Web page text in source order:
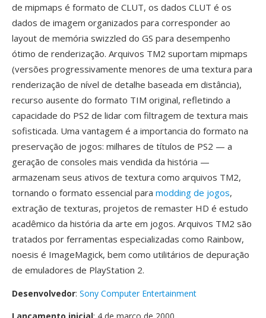
de mipmaps é formato de CLUT, os dados CLUT é os
dados de imagem organizados para corresponder ao
layout de memória swizzled do GS para desempenho
ótimo de renderização. Arquivos TM2 suportam mipmaps
(versões progressivamente menores de uma textura para
renderização de nível de detalhe baseada em distância),
recurso ausente do formato TIM original, refletindo a
capacidade do PS2 de lidar com filtragem de textura mais
sofisticada. Uma vantagem é a importancia do formato na
preservação de jogos: milhares de títulos de PS2 — a
geração de consoles mais vendida da história —
armazenam seus ativos de textura como arquivos TM2,
tornando o formato essencial para modding de jogos,
extração de texturas, projetos de remaster HD é estudo
acadêmico da história da arte em jogos. Arquivos TM2 são
tratados por ferramentas especializadas como Rainbow,
noesis é ImageMagick, bem como utilitários de depuração
de emuladores de PlayStation 2.
Desenvolvedor: Sony Computer Entertainment